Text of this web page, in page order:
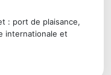
: port de plaisance,
internationale et